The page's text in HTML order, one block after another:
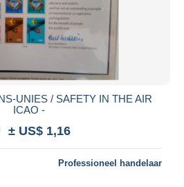
UNIES / SAFETY IN THE AIR
ICAO -
± US$ 1,16
Professioneel handelaar